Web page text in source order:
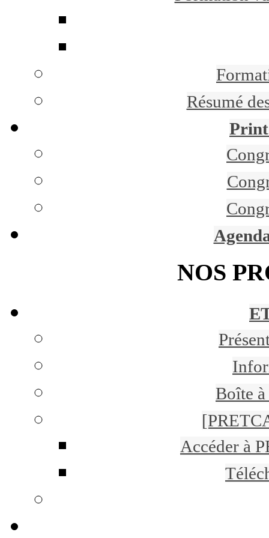
Résumé
NOS
Boîte
Accéder à